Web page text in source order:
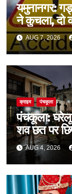
यमुनानगर:
ने कुचला, दो
AUG 7, 2026
क्राइम पंचकूला
पंचकूला: घरेलू
शव छत पर
AUG 4, 2026